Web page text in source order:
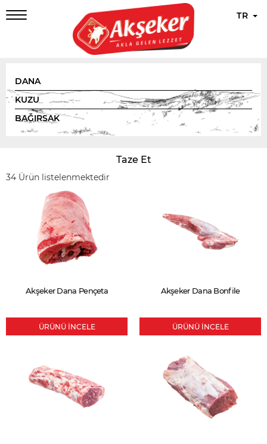
TR
DANA
KUZU
BAĞIRSAK
Taze Et
34 Ürün listelenmektedir
Akşeker Dana Pençeta
ÜRÜNÜ İNCELE
Akşeker Dana Bonfile
ÜRÜNÜ İNCELE